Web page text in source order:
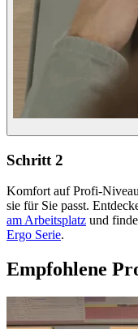
Schritt 2
Komfort auf Profi-
sie für Sie passt.
am Arbeitsplatz und
Ergo Serie.
Empfohlene